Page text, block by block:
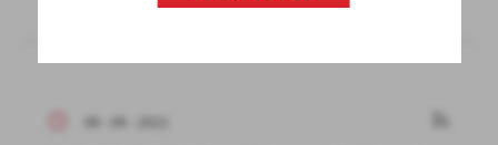
06 - 09 - 2021